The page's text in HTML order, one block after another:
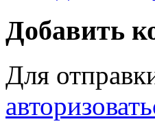
Добавить
Для